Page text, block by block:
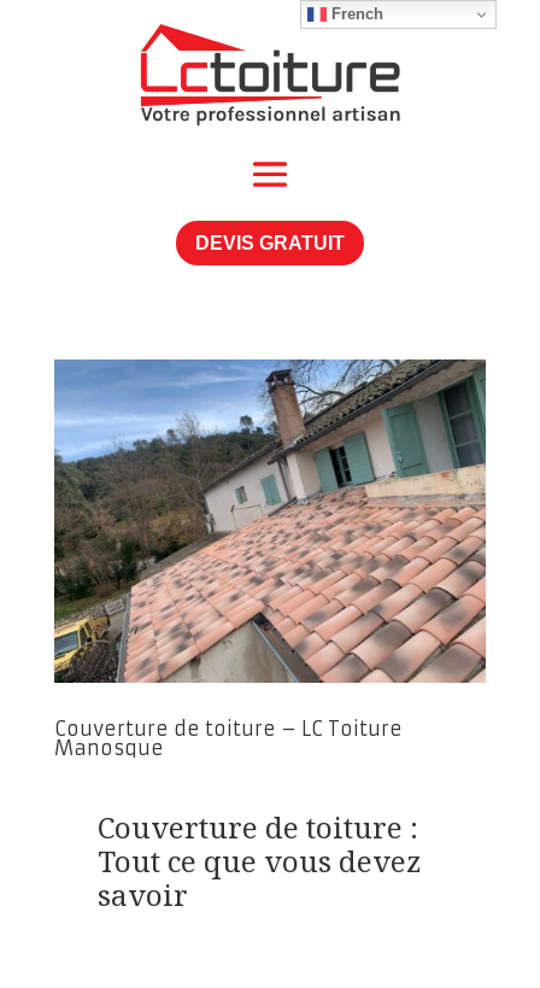
DEVIS GRATUIT
Couverture de toiture – LC Toiture
Manosque
Couverture de toiture :
Tout ce que vous devez
savoir
French